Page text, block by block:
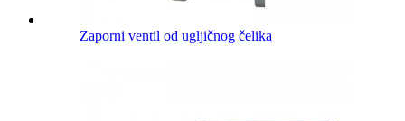
Zaporni ventil od ugljičnog čelika